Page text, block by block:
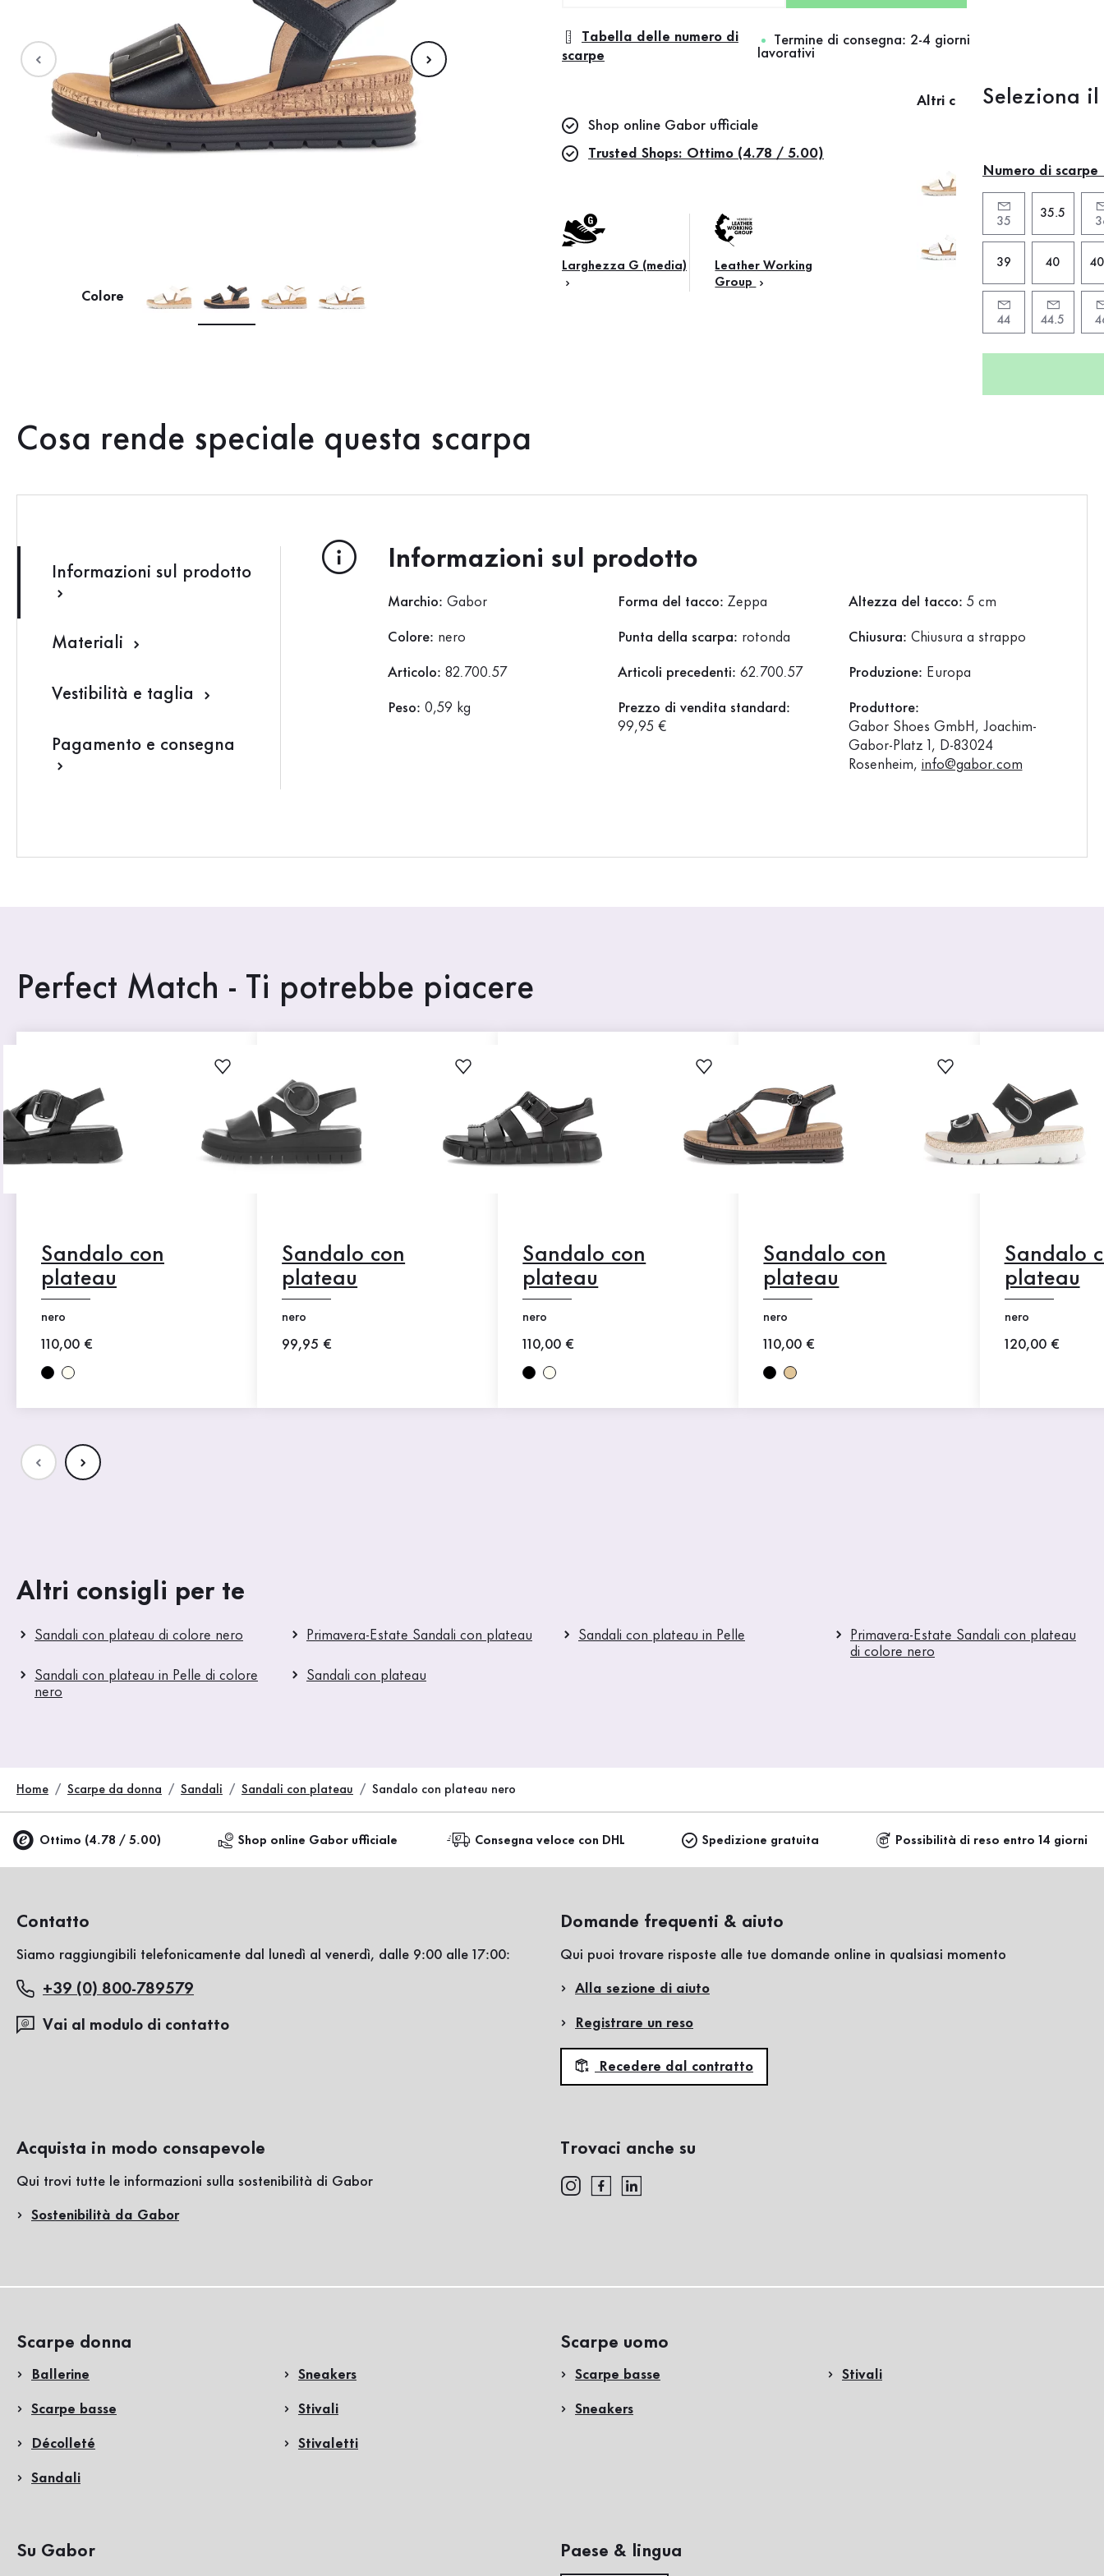
Colore
Tabella delle numero di
scarpe
Termine di consegna: 2-4 giorni
lavorativi
Altri coloriSeleziona il
Numero di scarpe
35
35.5
39 40
44 44.5
Shop online Gabor ufficiale
Trusted Shops: Ottimo (4.78 / 5.00)
Larghezza G (media)
Leather Working
Group
Cosa rende speciale questa scarpa
Informazioni sul prodotto
Materiali
Vestibilità e taglia
Pagamento e consegna
Informazioni sul prodotto
Marchio: Gabor Forma del tacco: Zeppa Altezza del tacco: 5 cm
Colore: nero Punta della scarpa: rotonda Chiusura: Chiusura a strappo
Articolo: 82.700.57 Articoli precedenti: 62.700.57 Produzione: Europa
Peso: 0,59 kg
Prezzo di vendita standard:
99,95 €
Produttore:
Gabor Shoes GmbH, Joachim-
Gabor-Platz 1, D-83024
Rosenheim, info@gabor.com
Perfect Match - Ti potrebbe piacere
Sandalo con
plateau
nero
Nuovo prezzo
110,00 €
Sandalo con
plateau
nero
Nuovo prezzo
99,95 €
Sandalo con
plateau
nero
Nuovo prezzo
110,00 €
Sandalo con
plateau
nero
Nuovo prezzo
110,00 €
Sandalo
plateau
nero
Nuovo prezzo
120,00 €
Altri consigli per te
Sandali con plateau di colore nero Primavera-Estate Sandali con plateau Sandali con plateau in Pelle
Primavera-Estate Sandali con plateau
di colore nero
Sandali con plateau in Pelle di colore
nero
Sandali con plateau
Home Scarpe da donna Sandali Sandali con plateau Sandalo con plateau nero
Ottimo (4.78 / 5.00) Shop online Gabor ufficiale Consegna veloce con DHL Spedizione gratuita Possibilità di reso entro 14 giorni
Contatto
Siamo raggiungibili telefonicamente dal lunedì al venerdì, dalle 9:00 alle 17:00:
+39 (0) 800-789579
Vai al modulo di contatto
Domande frequenti & aiuto
Qui puoi trovare risposte alle tue domande online in qualsiasi momento
Alla sezione di aiuto
Registrare un reso
Recedere dal contratto
Acquista in modo consapevole
Qui trovi tutte le informazioni sulla sostenibilità di Gabor
Sostenibilità da Gabor
Trovaci anche su
Scarpe donna
Ballerine
Scarpe basse
Décolleté
Sandali
Sneakers
Stivali
Stivaletti
Scarpe uomo
Scarpe basse
Sneakers
Stivali
Su Gabor Paese & lingua